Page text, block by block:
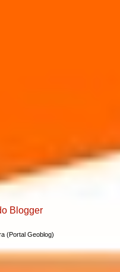
Blogger
(Portal Geoblog)